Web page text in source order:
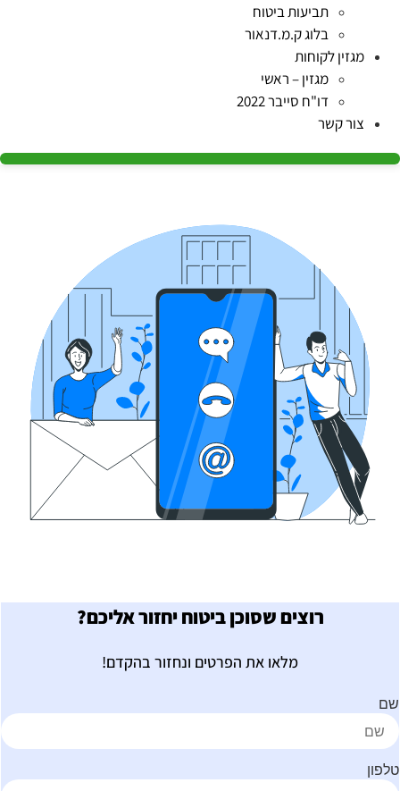
תביעות ביטוח
בלוג ק.מ.דנאור
מגזין לקוחות
מגזין – ראשי
דו"ח סייבר 2022
צור קשר
רוצים שסוכן ביטוח יחזור אליכם?
מלאו את הפרטים ונחזור בהקדם!